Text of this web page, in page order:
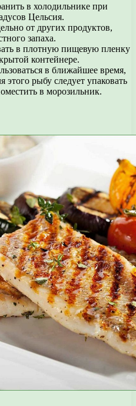
в холодильнике при
Цельсия.
от других продуктов,
запаха.
в плотную пищевую пленку
контейнере.
в ближайшее время,
этого рыбу следует упаковать
в морозильник.